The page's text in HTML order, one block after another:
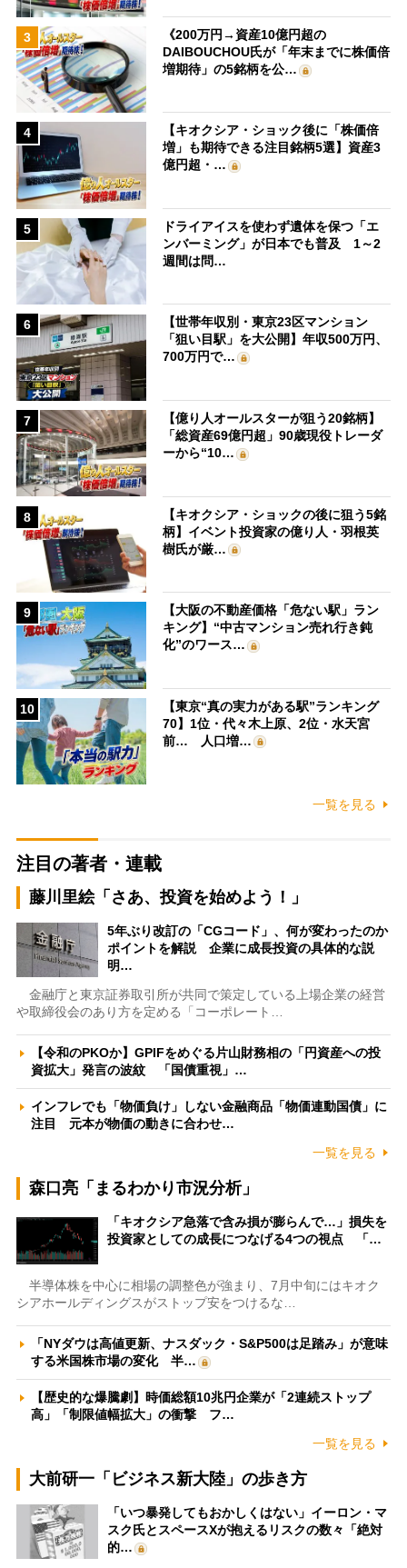
3
《200万円→資産10億円超の
DAIBOUCHOU氏が「年末までに株価倍
増期待」の5銘柄を公…
4
【キオクシア・ショック後に「株価倍
増」も期待できる注目銘柄5選】資産3
億円超・…
5
ドライアイスを使わず遺体を保つ「エ
ンバーミング」が日本でも普及 1～2
週間は問…
6
【世帯年収別・東京23区マンション
「狙い目駅」を大公開】年収500万円、
700万円で…
7
【億り人オールスターが狙う20銘柄】
「総資産69億円超」90歳現役トレーダ
ーから“10…
8
【キオクシア・ショックの後に狙う5銘
柄】イベント投資家の億り人・羽根英
樹氏が厳…
9
【大阪の不動産価格「危ない駅」ラン
キング】“中古マンション売れ行き鈍
化”のワース…
10
【東京“真の実力がある駅”ランキング
70】1位・代々木上原、2位・水天宮
前… 人口増…
一覧を見る
注目の著者・連載
藤川里絵「さあ、投資を始めよう！」
5年ぶり改訂の「CGコード」、何が変わったのか
ポイントを解説 企業に成長投資の具体的な説
明…
金融庁と東京証券取引所が共同で策定している上場企業の経営
や取締役会のあり方を定める「コーポレート…
【令和のPKOか】GPIFをめぐる片山財務相の「円資産への投
資拡大」発言の波紋 「国債重視」…
インフレでも「物価負け」しない金融商品「物価連動国債」に
注目 元本が物価の動きに合わせ…
一覧を見る
森口亮「まるわかり市況分析」
「キオクシア急落で含み損が膨らんで…」損失を
投資家としての成長につなげる4つの視点 「…
半導体株を中心に相場の調整色が強まり、7月中旬にはキオク
シアホールディングスがストップ安をつけるな…
「NYダウは高値更新、ナスダック・S&P500は足踏み」が意味
する米国株市場の変化 半…
【歴史的な爆騰劇】時価総額10兆円企業が「2連続ストップ
高」「制限値幅拡大」の衝撃 フ…
一覧を見る
大前研一「ビジネス新大陸」の歩き方
「いつ暴発してもおかしくはない」イーロン・マ
スク氏とスペースXが抱えるリスクの数々「絶対
的…